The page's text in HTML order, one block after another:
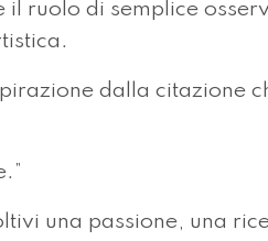
ruolo di semplice
dalla citazione
una passione, una